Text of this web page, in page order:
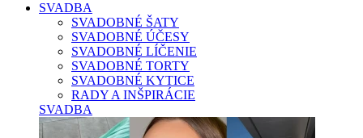
SVADBA
SVADOBNÉ ŠATY
SVADOBNÉ ÚČESY
SVADOBNÉ LÍČENIE
SVADOBNÉ TORTY
SVADOBNÉ KYTICE
RADY A INŠPIRÁCIE
SVADBA